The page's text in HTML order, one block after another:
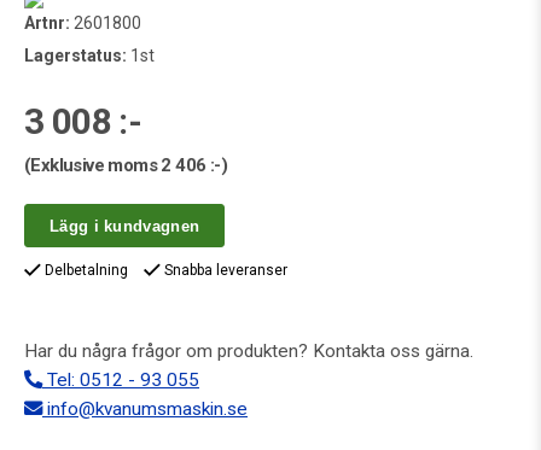
Artnr: 2601800
Lagerstatus: 1st
3 008 :-
(Exklusive moms2 406 :-)
Lägg i kundvagnen
Delbetalning Snabba leveranser
Har du några frågor om produkten? Kontakta oss gärna.
Tel: 0512 - 93 055
info@kvanumsmaskin.se